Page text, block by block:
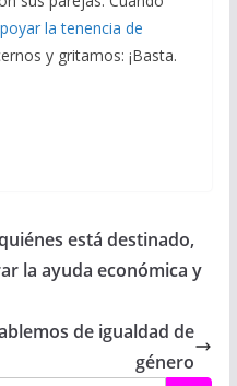
la tenencia de
y gritamos: ¡Basta.
está destinado,
la ayuda económica y
de igualdad de
género